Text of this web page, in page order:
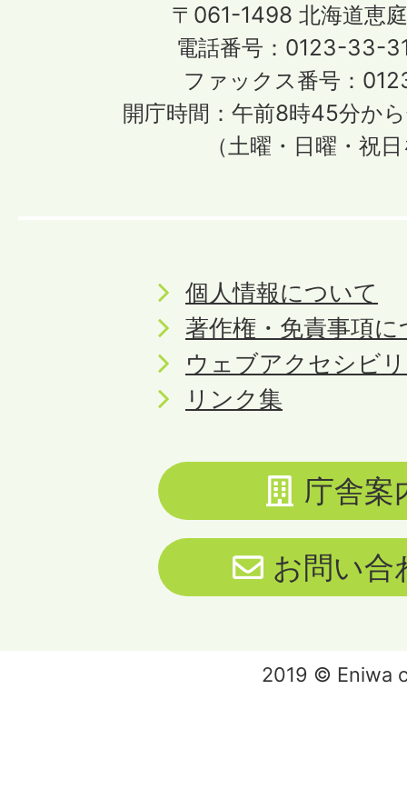
〒061-1498 北海道恵
電話番号：0123-33-
ファックス番号：
開庁時間：午前8時45分か
（土曜・日曜・祝
個人情報について
著作権・免責事項
ウェブアクセシビ
リンク集
庁舎案
お問い合
2019 © Eniwa